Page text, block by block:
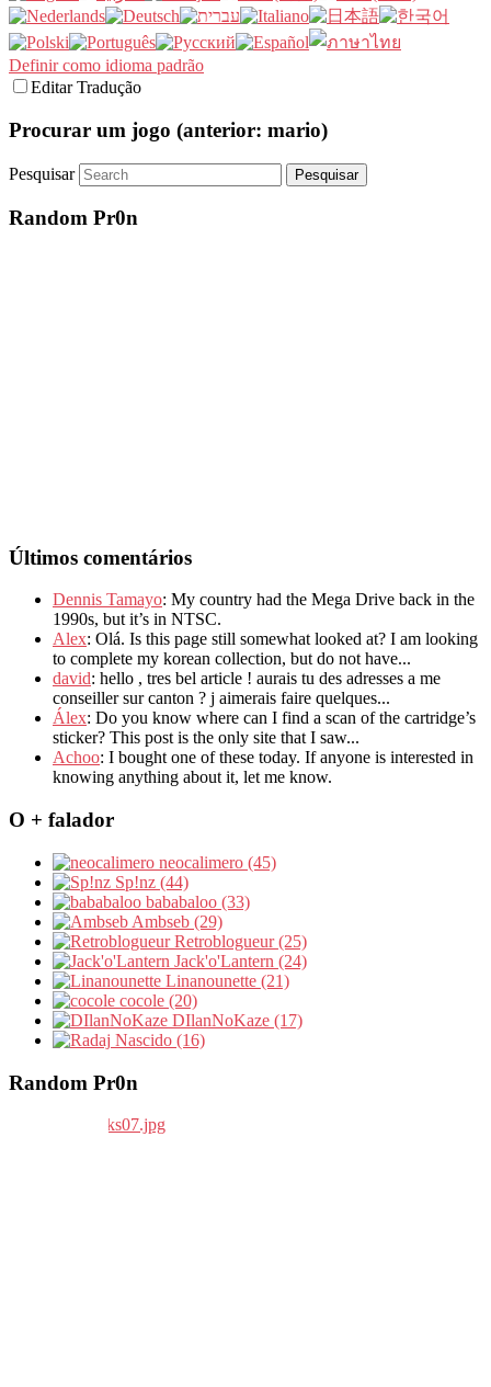
Definir como idioma padrão
Editar Tradução
Procurar um jogo (anterior: mario)
Pesquisar
Random Pr0n
Últimos comentários
Dennis Tamayo: My country had the Mega Drive back in the
1990s, but it’s in NTSC.
Alex: Olá. Is this page still somewhat looked at? I am looking
to complete my korean collection, but do not have...
david: hello , tres bel article ! aurais tu des adresses a me
conseiller sur canton ? j aimerais faire quelques...
Álex: Do you know where can I find a scan of the cartridge’s
sticker? This post is the only site that I saw...
Achoo: I bought one of these today. If anyone is interested in
knowing anything about it, let me know.
O + falador
neocalimero (45)
Sp!nz (44)
bababaloo (33)
Ambseb (29)
Retroblogueur (25)
Jack'o'Lantern (24)
Linanounette (21)
cocole (20)
DIlanNoKaze (17)
Nascido (16)
Random Pr0n